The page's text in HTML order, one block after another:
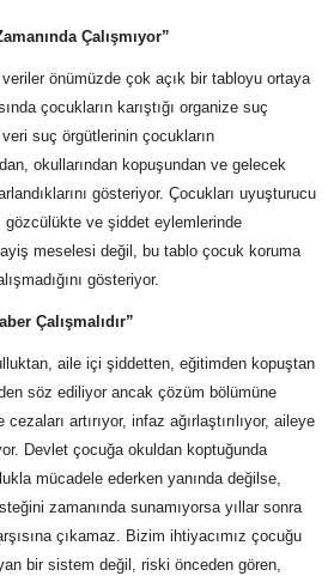
Çalışmıyor”
önümüzde çok açık bir tabloyu ortaya
çocukların karıştığı organize suç
suç örgütlerinin çocukların
okullarından kopuşundan ve gelecek
gösteriyor. Çocukları uyuşturucu
gözcülükte ve şiddet eylemlerinde
meselesi değil, bu tablo çocuk koruma
gösteriyor.
Çalışmalıdır”
aile içi şiddetten, eğitimden kopuştan
söz ediliyor ancak çözüm bölümüne
artırıyor, infaz ağırlaştırılıyor, aileye
Devlet çocuğa okuldan koptuğunda
mücadele ederken yanında değilse,
zamanında sunamıyorsa yıllar sonra
çıkamaz. Bizim ihtiyacımız çocuğu
bir sistem değil, riski önceden gören,